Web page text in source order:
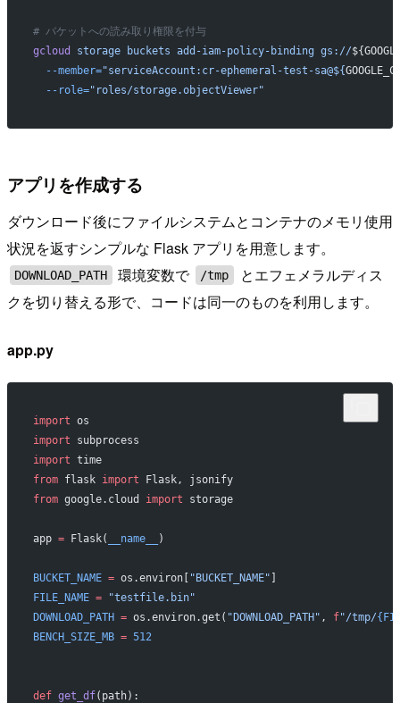
# バケットへの読み取り権限を付与
gcloud
storage buckets add-iam-policy-binding gs://
  --member=
"serviceAccount:cr-ephemeral-test-sa@${
  --role=
"roles/storage.objectViewer"
アプリを作成する
ダウンロード後にファイルシステムとコンテナのメモリ使用
状況を返すシンプルな Flask アプリを用意します。
DOWNLOAD_PATH 環境変数で /tmp
とエフェメラルディス
クを切り替える形で、コードは同一のものを利用します。
app.py
import os
import subprocess
import time
from flask import Flask, jsonify
from google.cloud import storage
app = Flask( __name__ )
BUCKET_NAME = os.environ[ "BUCKET_NAME" ]
FILE_NAME = "testfile.bin"
DOWNLOAD_PATH = os.environ.get( "DOWNLOAD_PATH" , f"/tmp/
BENCH_SIZE_MB = 512
def get_df(path):